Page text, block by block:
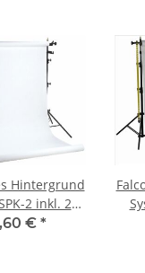
Hintergrund
2 inkl. 2
Weiß
€ *